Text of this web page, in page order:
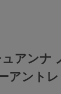
アンナ
アント